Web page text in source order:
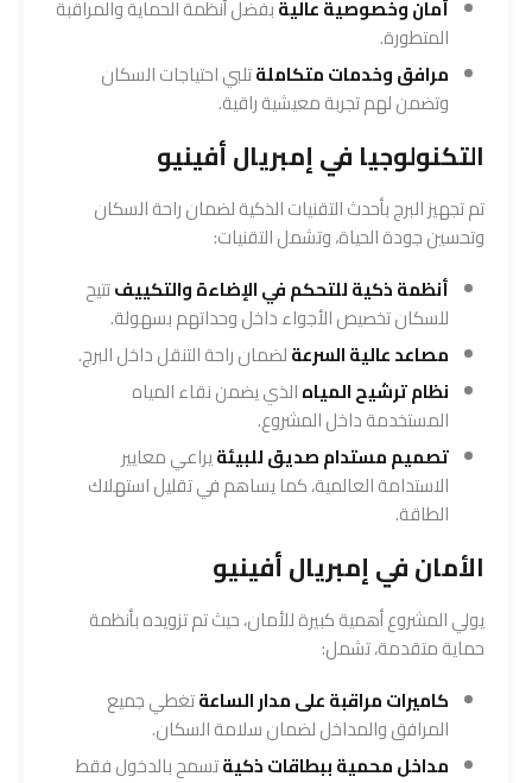
أمان وخصوصية عاليةبفضل أنظمة الحماية والمراقبة
المتطورة.
مرافق وخدمات متكاملةتلبي احتياجات السكان
وتضمن لهم تجربة معيشية راقية.
التكنولوجيا في إمبريال أفينيو
تم تجهيز البرج بأحدث التقنيات الذكية لضمان راحة السكان
وتحسين جودة الحياة، وتشمل التقنيات:
أنظمة ذكية للتحكم في الإضاءة والتكييفتتيح
للسكان تخصيص الأجواء داخل وحداتهم بسهولة.
مصاعد عالية السرعةلضمان راحة التنقل داخل البرج.
نظام ترشيح المياهالذي يضمن نقاء المياه
المستخدمة داخل المشروع.
تصميم مستدام صديق للبيئةيراعي معايير
الاستدامة العالمية، كما يساهم في تقليل استهلاك
الطاقة.
الأمان في إمبريال أفينيو
يولي المشروع أهمية كبيرة للأمان، حيث تم تزويده بأنظمة
حماية متقدمة، تشمل:
كاميرات مراقبة على مدار الساعةتغطي جميع
المرافق والمداخل لضمان سلامة السكان.
مداخل محمية ببطاقات ذكيةتسمح بالدخول فقط